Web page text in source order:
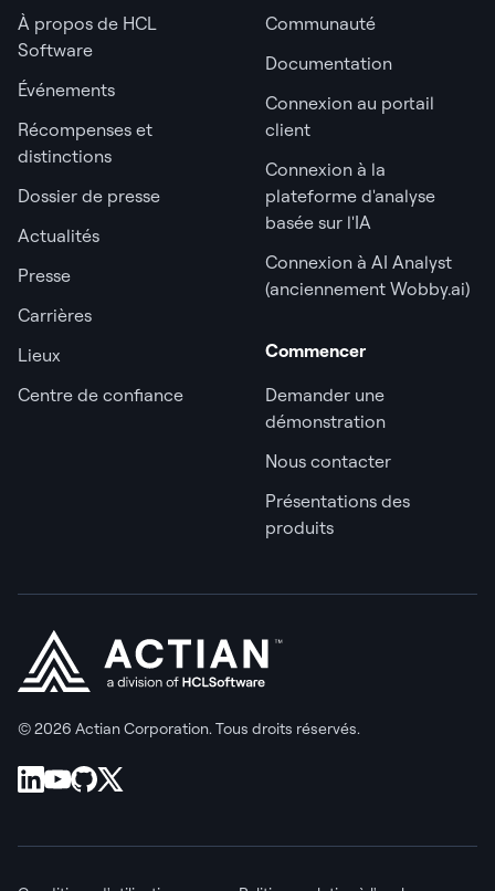
À propos de HCL
Software
Événements
Récompenses et
distinctions
Dossier de presse
Actualités
Presse
Carrières
Lieux
Centre de confiance
Communauté
Documentation
Connexion au portail
client
Connexion à la
plateforme d'analyse
basée sur l'IA
Connexion à AI Analyst
(anciennement Wobby.ai)
Commencer
Demander une
démonstration
Nous contacter
Présentations des
produits
© 2026 Actian Corporation. Tous droits réservés.